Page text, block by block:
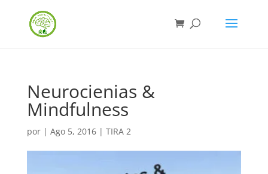
Neurocienias &
Mindfulness
por | Ago 5, 2016| TIRA 2